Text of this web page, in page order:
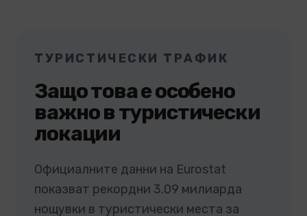
ТУРИСТИЧЕСКИ ТРАФИК
Защо това е особено
важно в туристически
локации
Официалните данни на Eurostat
показват рекордни 3.09 милиарда
нощувки в туристически места за